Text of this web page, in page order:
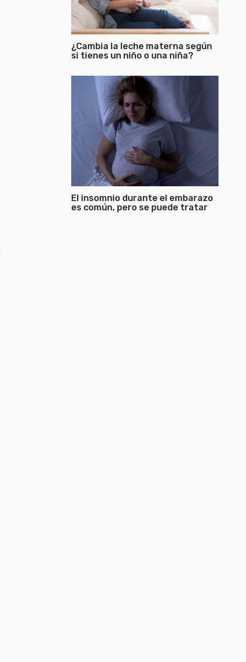
¿Cambia la leche materna según
si tienes un niño o una niña?
El insomnio durante el embarazo
es común, pero se puede tratar